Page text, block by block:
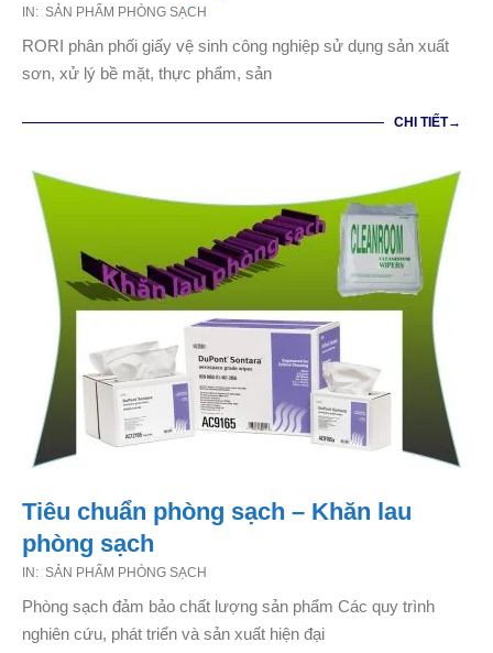
2021-
01-
02
IN: SẢN PHẨM PHÒNG SẠCH
RORI phân phối giấy vệ sinh công nghiệp sử dụng sản xuất
sơn, xử lý bề mặt, thực phẩm, sản
CHI TIẾT→
Tiêu chuẩn phòng sạch – Khăn lau
phòng sạch
2020-
12-
22
IN: SẢN PHẨM PHÒNG SẠCH
Phòng sạch đảm bảo chất lượng sản phẩm Các quy trình
nghiên cứu, phát triển và sản xuất hiện đại